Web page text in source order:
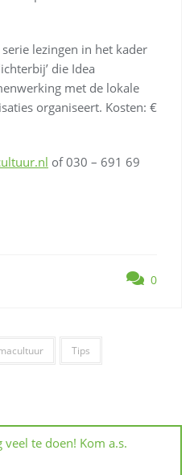
lezingen in het kader
die Idea
met de lokale
organiseert. Kosten: €
of 030 – 691 69
0
Tips
te doen! Kom a.s.